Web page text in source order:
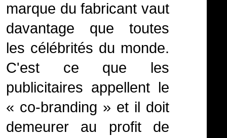
marque du fabricant vaut
davantage que toutes
les célébrités du monde.
C'est ce que les
publicitaires appellent le
« co-branding » et il doit
demeurer au profit de